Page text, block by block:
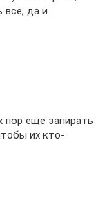
все, да и
еще запирать
их кто-